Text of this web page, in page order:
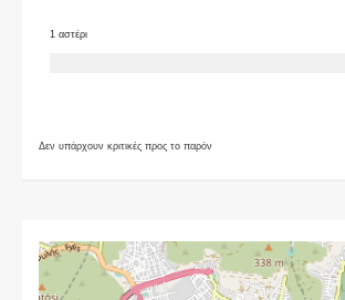
1 αστέρι
Δεν υπάρχουν κριτικές προς το παρόν